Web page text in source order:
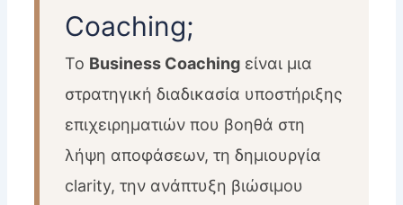
Coaching;
Το Business Coachingείναι μια
στρατηγική διαδικασία υποστήριξης
επιχειρηματιών που βοηθά στη
λήψη αποφάσεων, τη δημιουργία
clarity, την ανάπτυξη βιώσιμου